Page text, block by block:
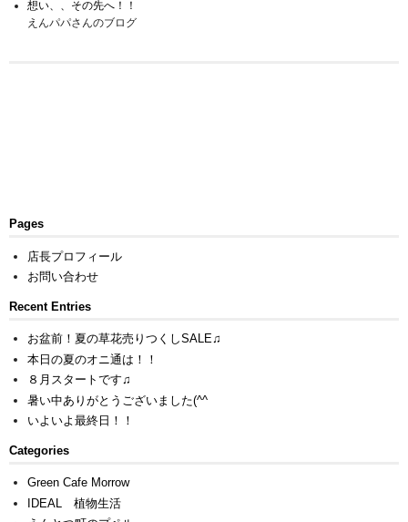
想い、、その先へ！！
えんパパさんのブログ
Pages
店長プロフィール
お問い合わせ
Recent Entries
お盆前！夏の草花売りつくしSALE♫
本日の夏のオニ通は！！
８月スタートです♫
暑い中ありがとうございました(^^ゞ
いよいよ最終日！！
Categories
Green Cafe Morrow
IDEAL 植物生活